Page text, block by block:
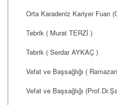
Orta Karadeniz Kariyer Fuarı
Tebrik ( Murat TERZİ )
Tebrik ( Serdar AYKAÇ )
Vefat ve Başsağlığı (
Vefat ve Başsağlığı